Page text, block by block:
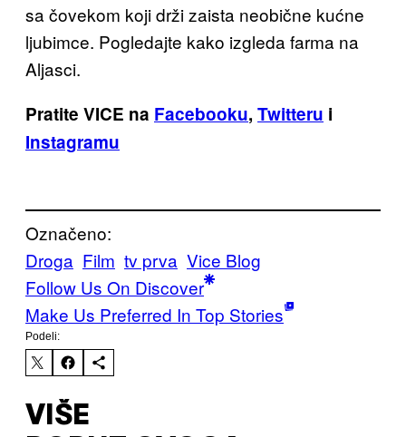
sa čovekom koji drži zaista neobične kućne
ljubimce. Pogledajte kako izgleda farma na
Aljasci.
Pratite VICE na Facebooku, Twitteru i
Instagramu
Označeno:
Droga Film tv prva Vice Blog
Follow Us On Discover
Make Us Preferred In Top Stories
Podeli:
VIŠE